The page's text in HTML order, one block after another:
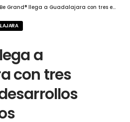
Be Grand® llega a Guadalajara con tres exclusivos desarrollos inmobiliarios
a
con tres